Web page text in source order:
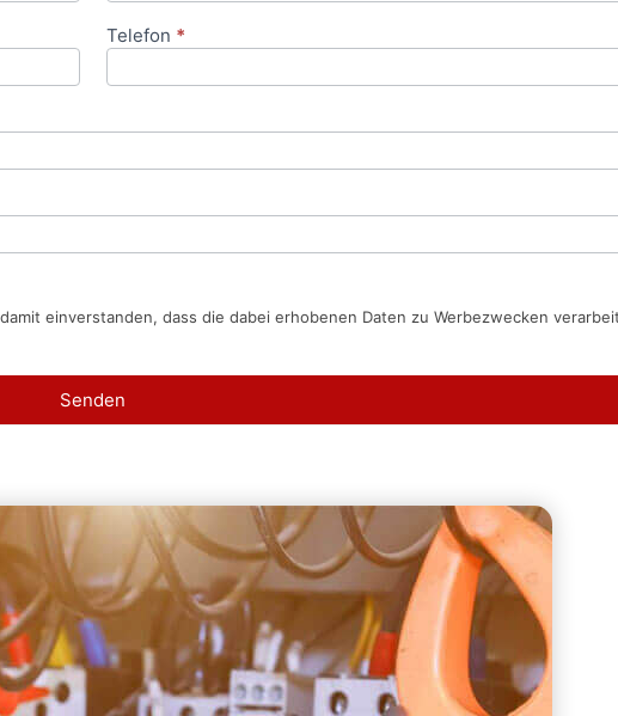
Telefon *
einverstanden, dass die dabei erhobenen Daten zu Werbezwecken
Senden